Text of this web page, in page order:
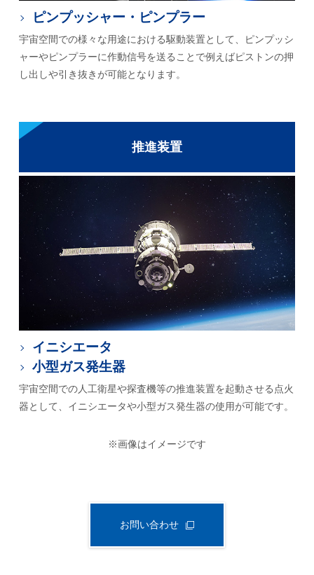
ピンプッシャー・ピンプラー
宇宙空間での様々な用途における駆動装置として、ピンプッシ
ャーやピンプラーに作動信号を送ることで例えばピストンの押
し出しや引き抜きが可能となります。
推進装置
イニシエータ
小型ガス発生器
宇宙空間での人工衛星や探査機等の推進装置を起動させる点火
器として、イニシエータや小型ガス発生器の使用が可能です。
※画像はイメージです
お問い合わせ